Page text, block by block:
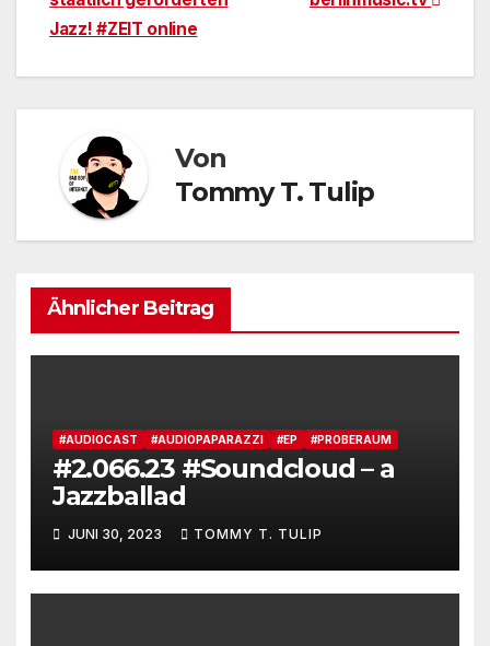
Jazz! #ZEIT online
Von
Tommy T. Tulip
Ähnlicher Beitrag
#AUDIOCAST #AUDIOPAPARAZZI #EP #PROBERAUM
#2.066.23 #Soundcloud – a
Jazzballad
JUNI 30, 2023 TOMMY T. TULIP